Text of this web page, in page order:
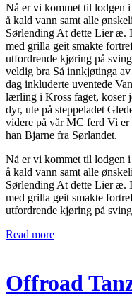
Nå er vi kommet til lodgen
å kald vann samt alle
Sørlending At dette Lier æ.
med grilla geit smakte
utfordrende kjøring på
veldig bra Så innkjøtinga
dag inkluderte uventede
lærling i Kross faget, koser
dyr, ute på steppeladet
videre på vår MC ferd Vi er
han Bjarne fra Sørlandet.
Nå er vi kommet til lodgen
å kald vann samt alle
Sørlending At dette Lier æ.
med grilla geit smakte
utfordrende kjøring på
Read more
Offroad